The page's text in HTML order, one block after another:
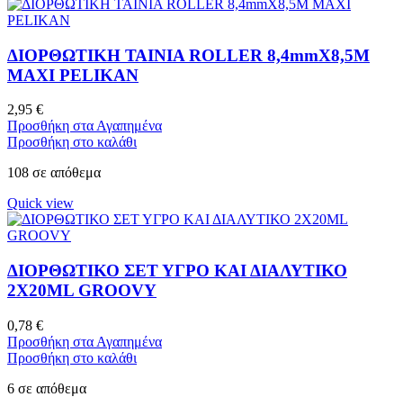
ΔΙΟΡΘΩΤΙΚΗ ΤΑΙΝΙΑ ROLLER 8,4mmX8,5M
MAXI PELIKAN
2,95 €
Προσθήκη στα Αγαπημένα
Προσθήκη στο καλάθι
108 σε απόθεμα
Quick view
ΔΙΟΡΘΩΤΙΚΟ ΣΕΤ ΥΓΡΟ ΚΑΙ ΔΙΑΛΥΤΙΚΟ
2X20ML GROOVY
0,78 €
Προσθήκη στα Αγαπημένα
Προσθήκη στο καλάθι
6 σε απόθεμα